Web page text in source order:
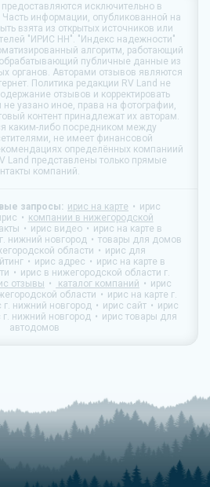
предоставляются исключительно в
информации, опубликованной на
взята из открытых источников или
"ИРИС НН". "Индекс надежности"
алгоритм, работающий
публичные данные из
органов. Авторами отзывов являются
Политика редакции RV Land не
отзывов и корректировать
уазано иное, права на фотографии,
контент принадлежат их авторам.
каким-либо посредником между
не имеет финансовой
определённых компаниий
Land представлены только прямые
компаний.
запросы: ирис на карте
ирис
компании в нижегородской
ирис видео
ирис на карте в
нижний новгород
товары для домов
области
ирис для
ирис адрес
ирис на карте в
ирис в нижегородской области г.
отзывы каталог компаний
ирис
области
ирис на карте г.
г. нижний новгород ирис сайт
ирис
нижний новгород
ирис товары для
автодомов